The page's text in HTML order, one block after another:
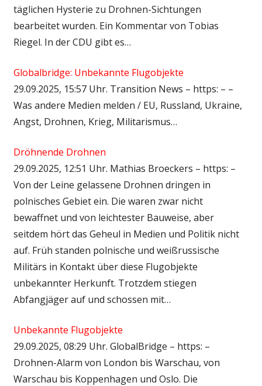
täglichen Hysterie zu Drohnen-Sichtungen
bearbeitet wurden. Ein Kommentar von Tobias
Riegel. In der CDU gibt es…
Globalbridge: Unbekannte Flugobjekte
29.09.2025, 15:57 Uhr. Transition News – https: – –
Was andere Medien melden / EU, Russland, Ukraine,
Angst, Drohnen, Krieg, Militarismus…
Dröhnende Drohnen
29.09.2025, 12:51 Uhr. Mathias Broeckers – https: –
Von der Leine gelassene Drohnen dringen in
polnisches Gebiet ein. Die waren zwar nicht
bewaffnet und von leichtester Bauweise, aber
seitdem hört das Geheul in Medien und Politik nicht
auf. Früh standen polnische und weißrussische
Militärs in Kontakt über diese Flugobjekte
unbekannter Herkunft. Trotzdem stiegen
Abfangjäger auf und schossen mit…
Unbekannte Flugobjekte
29.09.2025, 08:29 Uhr. GlobalBridge – https: –
Drohnen-Alarm von London bis Warschau, von
Warschau bis Koppenhagen und Oslo. Die